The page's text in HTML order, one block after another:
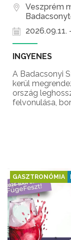
Veszprém
2026.09.11.
INGYENES
A Badacsonyi
kerül
ország
felvonulása,
és még sok
GASZTRONÓMIA